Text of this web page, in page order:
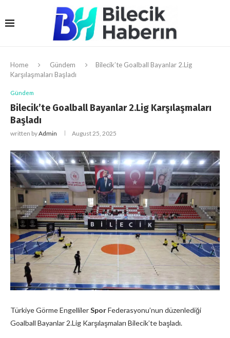
Home Gündem
Bilecik’te Goalball Bayanlar 2.Lig
Karşılaşmaları Başladı
Gündem
Bilecik’te Goalball Bayanlar 2.Lig Karşılaşmaları
Başladı
written byAdmin August 25, 2025
Türkiye Görme EngellilerSporFederasyonu’nun düzenlediği
Goalball Bayanlar 2.Lig Karşılaşmaları Bilecik’te başladı.